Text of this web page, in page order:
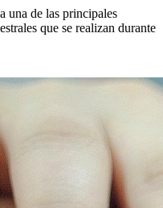
una de las principales
que se realizan durante